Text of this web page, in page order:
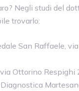
Negli studi del
trovarlo:
San Raffaele,
Ottorino Respighi